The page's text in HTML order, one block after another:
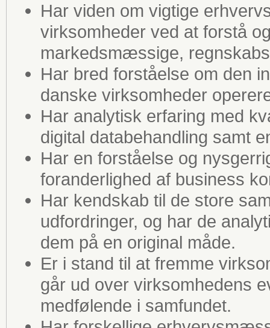
Har viden om vigtige
virksomheder ved at forstå
markedsmæssige,
Har bred forståelse om den
danske virksomheder
Har analytisk erfaring med
digital databehandling samt
Har en forståelse og
foranderlighed af business
Har kendskab til de store
udfordringer, og har de
dem på en original måde.
Er i stand til at fremme
går ud over virksomhedens
medfølende i samfundet.